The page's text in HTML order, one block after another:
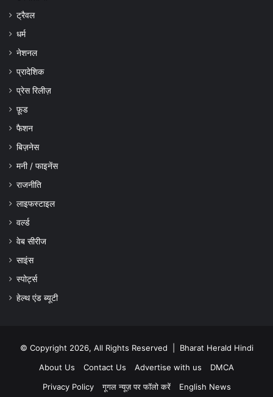
ट्रैवल
धर्म
नेशनल
प्रादेशिक
प्रेस रिलीज़
फ़ूड
फैशन
बिज़नेस
मनी / फाइनेंस
राजनीति
लाइफस्टाइल
वर्ल्ड
वेब सीरीज
साइंस
स्पोर्ट्स
हेल्थ एंड ब्यूटी
© Copyright 2026, All Rights Reserved | Bharat Herald Hindi
About Us
Contact Us Advertise with us
DMCA
Privacy Policy
गूगल न्यूज़ पर फॉलो करें English News